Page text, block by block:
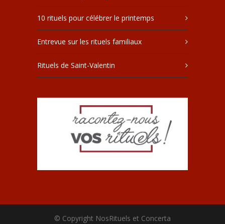
10 rituels pour célébrer le printemps
Entrevue sur les rituels familiaux
Rituels de Saint-Valentin
© Copyright NosRituels et Concerta